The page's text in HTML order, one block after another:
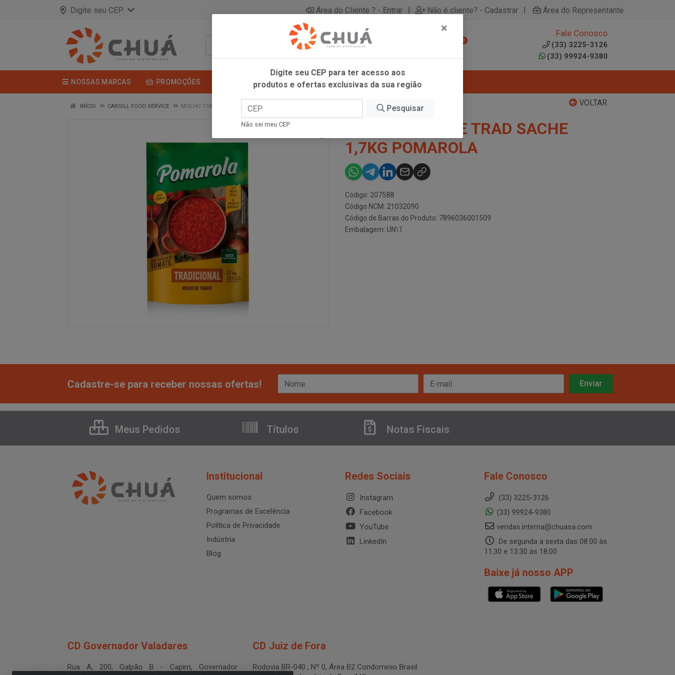
Digite seu CEP Área do Cliente ? - Entrar | Não é cliente? - Cadastrar | Área do Representante
0
Fale Conosco
(33) 3225-3126
(33) 99924-9380
NOSSAS MARCAS PROMOÇÕES
VOLTAR
INÍCIO CARGILL FOOD SERVICE MOLHO TOMATE TRAD SACHE 1,7KG POMAROLA
MOLHO TOMATE TRAD SACHE
1,7KG POMAROLA
Código: 207588
Código NCM: 21032090
Código de Barras do Produto: 7896036001509
Embalagem: UN\1
Cadastre-se para receber nossas ofertas!
Meus Pedidos Títulos Notas Fiscais
Institucional
Quem somos
Programas de Excelência
Política de Privacidade
Indústria
Blog
Redes Sociais
Instagram
Facebook
YouTube
LinkedIn
Fale Conosco
(33) 3225-3126
(33) 99924-9380
vendas.interna@chuasa.com
De segunda a sexta das 08:00 às
11:30 e 13:30 às 18:00
Baixe já nosso APP
CD Governador Valadares
Rua A, 200, Galpão B - Capim, Governador
CD Juiz de Fora
Rodovia BR-040 , Nº 0, Área B2 Condominio Brasil
×
Digite seu CEP para ter acesso aos
produtos e ofertas exclusivas da sua região
Pesquisar
Não sei meu CEP